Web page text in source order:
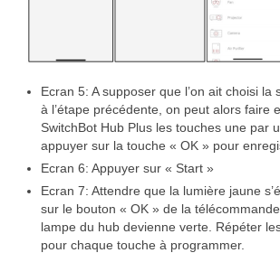
Ecran 5: A supposer que l’on ait choisi la
à l’étape précédente, on peut alors faire
SwitchBot Hub Plus les touches une par
appuyer sur la touche « OK » pour
Ecran 6: Appuyer sur « Start »
Ecran 7: Attendre que la lumière jaune
sur le bouton « OK » de la
lampe du hub devienne verte. Répéter
pour chaque touche à programmer.